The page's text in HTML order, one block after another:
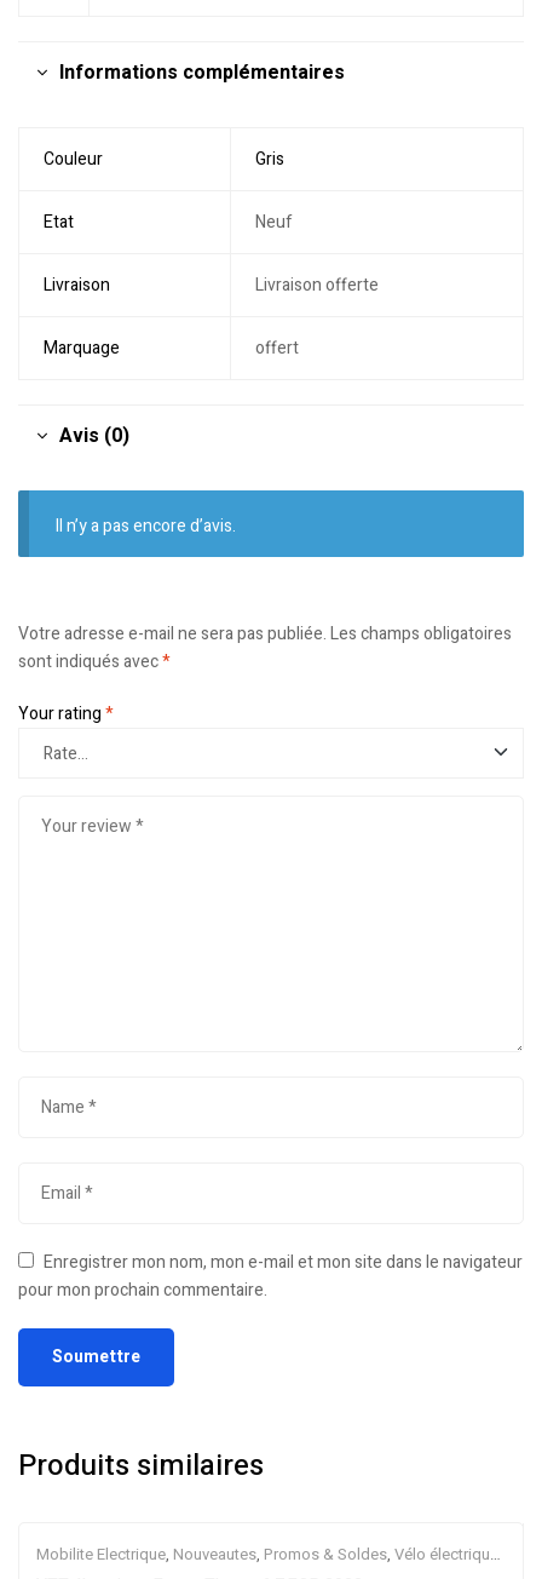
Informations complémentaires
Couleur Gris
Etat Neuf
Livraison Livraison offerte
Marquage offert
Avis (0)
Il n’y a pas encore d’avis.
Votre adresse e-mail ne sera pas publiée.Les champs obligatoires
sont indiqués avec*
Your rating*
Enregistrer mon nom, mon e-mail et mon site dans le navigateur
pour mon prochain commentaire.
Produits similaires
Mobilite Electrique, Nouveautes, Promos & Soldes, Vélo électrique